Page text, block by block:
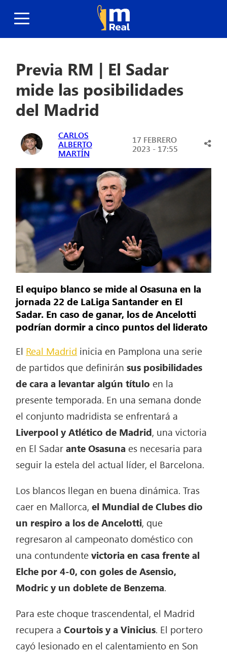
Previa RM | El Sadar
mide las posibilidades
del Madrid
CARLOS
ALBERTO
MARTÍN
17 FEBRERO
2023 - 17:55
El equipo blanco se mide al Osasuna en la
jornada 22 de LaLiga Santander en El
Sadar. En caso de ganar, los de Ancelotti
podrían dormir a cinco puntos del liderato
El Real Madrid inicia en Pamplona una serie
de partidos que definirán sus posibilidades
de cara a levantar algún título en la
presente temporada. En una semana donde
el conjunto madridista se enfrentará a
Liverpool y Atlético de Madrid, una victoria
en El Sadarante Osasuna es necesaria para
seguir la estela del actual líder, el Barcelona.
Los blancos llegan en buena dinámica. Tras
caer en Mallorca,el Mundial de Clubes dio
un respiro a los de Ancelotti, que
regresaron al campeonato doméstico con
una contundentevictoria en casa frente al
Elche por 4-0, con goles de Asensio,
Modric y un doblete de Benzema.
Para este choque trascendental, el Madrid
recupera aCourtois y a Vinicius. El portero
cayó lesionado en el calentamiento en Son